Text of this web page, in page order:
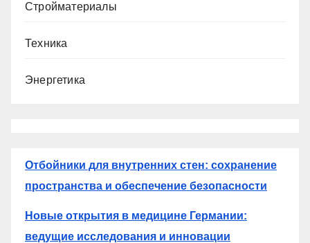
Стройматериалы
Техника
Энергетика
Отбойники для внутренних стен: сохранение
пространства и обеспечение безопасности
Новые открытия в медицине Германии:
ведущие исследования и инновации